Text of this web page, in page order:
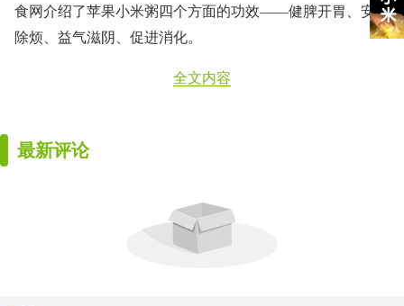
食网介绍了苹果小米粥四个方面的功效——健脾开胃、安神
除烦、益气滋阴、促进消化。
全文内容
最新评论